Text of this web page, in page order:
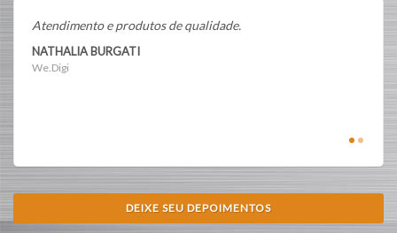
Atendimento e produtos de qualidade.
NATHALIA BURGATI
We.Digi
DEIXE SEU DEPOIMENTOS